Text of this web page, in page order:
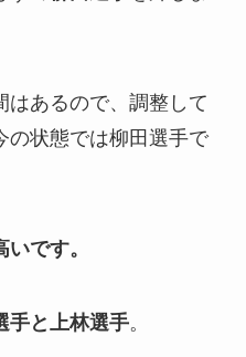
はあるので、調整して
の状態では柳田選手で
です。
手と上林選手。